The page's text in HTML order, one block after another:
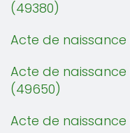
(49380)
Acte de naissance
Acte de naissance
(49650)
Acte de naissance